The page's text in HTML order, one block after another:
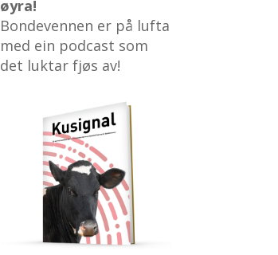
øyra!
Bondevennen er på lufta
med ein podcast som
det luktar fjøs av!